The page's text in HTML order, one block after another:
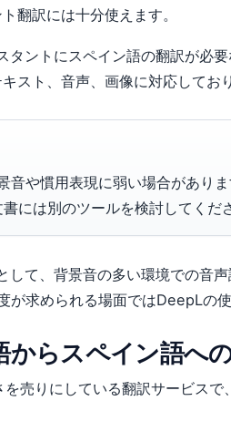
翻訳には十分使えます。
タントにスペイン語の翻訳が必
スト、音声、画像に対応してお
音や慣用表現に弱い場合があり
には別のツールを検討してくだ
して、背景音の多い環境での音
が求められる場面ではDeepLの
からスペイン語へ
売りにしている翻訳サービス